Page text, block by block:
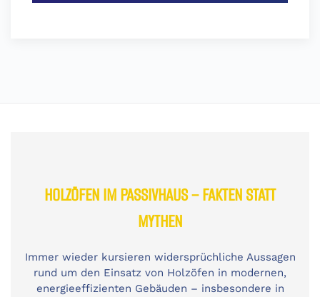
HOLZÖFEN IM PASSIVHAUS – FAKTEN STATT
MYTHEN
Immer wieder kursieren widersprüchliche Aussagen
rund um den Einsatz von Holzöfen in modernen,
energieeffizienten Gebäuden – insbesondere in